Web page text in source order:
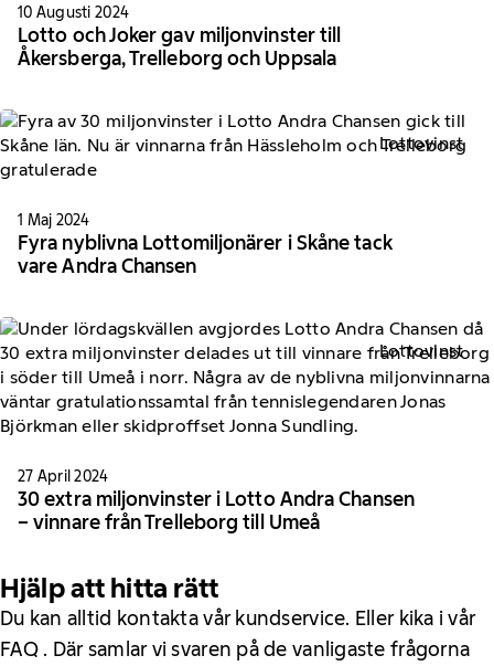
10 Augusti 2024
Lotto och Joker gav miljonvinster till
Åkersberga, Trelleborg och Uppsala
Lottovinst
1 Maj 2024
Fyra nyblivna Lottomiljonärer i Skåne tack
vare Andra Chansen
Lottovinst
27 April 2024
30 extra miljonvinster i Lotto Andra Chansen
– vinnare från Trelleborg till Umeå
Hjälp att hitta rätt
Du kan alltid kontakta vår kundservice. Eller kika i vår
FAQ . Där samlar vi svaren på de vanligaste frågorna